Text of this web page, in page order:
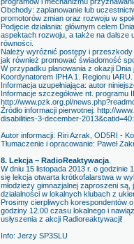
Obchody: zaplanowanie lub
promotorów zmian oraz rozwoju w
Podjęcie działania: głównym celem
aspektach rozwoju, a także na dalsze
równości.
Należy wyróżnić postępy i
jak również promować świadomość
W przypadku planowania z okazji
Koordynatorem IPHA 1. Regionu IARU.
Informacja uzupełniająca: autor
Informacje szczegółowe nt. programu
http://www.pzk.org.pl/
Źródło informacji pierwotnej: http://
disabilities-3-december-
Autor informacji: Riri Azrak, OD5RI -
Tłumaczenie i opracowanie: Paweł
8. Lekcja – RadioReaktywacja
W dniu 15 listopada 2013 r. o
się lekcja otwarta krótkofalarstwa w
młodzieży gimnazjalnej zaproszeni
działalności w lokalnych klubach z
Prosimy cierpliwych korespondentów
godziny 12.00 czasu lokalnego i
usłyszenia z akcji Radioreaktywacji!
Info: Jerzy SP3SLU